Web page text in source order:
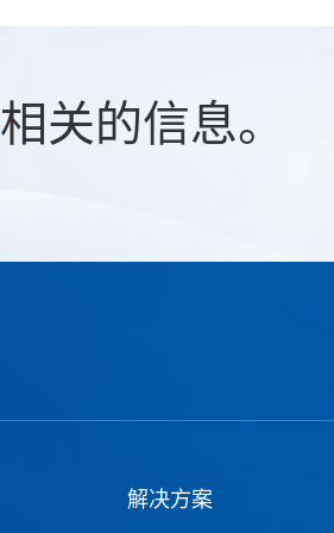
相关的信息。
解决方案